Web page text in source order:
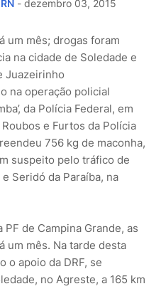
- dezembro 03, 2015
um mês; drogas foram
na cidade de Soledade e
Juazeirinho
da Polícia Federal, em
e Furtos da Polícia
756 kg de maconha,
suspeito pelo tráfico de
Seridó da Paraíba, na
de Campina Grande, as
um mês. Na tarde desta
o apoio da DRF, se
no Agreste, a 165 km